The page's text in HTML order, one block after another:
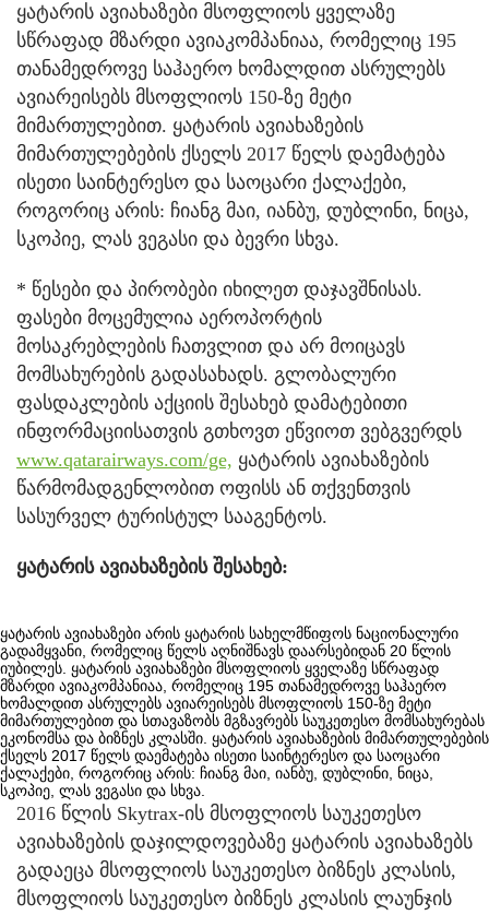
ყატარის ავიახაზები მსოფლიოს ყველაზე
სწრაფად მზარდი ავიაკომპანიაა, რომელიც 195
თანამედროვე საჰაერო ხომალდით ასრულებს
ავიარეისებს მსოფლიოს 150-ზე მეტი
მიმართულებით. ყატარის ავიახაზების
მიმართულებების ქსელს 2017 წელს დაემატება
ისეთი საინტერესო და საოცარი ქალაქები,
როგორიც არის: ჩიანგ მაი, იანბუ, დუბლინი, ნიცა,
სკოპიე, ლას ვეგასი და ბევრი სხვა.
* წესები და პირობები იხილეთ დაჯავშნისას.
ფასები მოცემულია აეროპორტის
მოსაკრებლების ჩათვლით და არ მოიცავს
მომსახურების გადასახადს. გლობალური
ფასდაკლების აქციის შესახებ დამატებითი
ინფორმაციისათვის გთხოვთ ეწვიოთ ვებგვერდს
www.qatarairways.com/ge, ყატარის ავიახაზების
წარმომადგენლობით ოფისს ან თქვენთვის
სასურველ ტურისტულ სააგენტოს.
ყატარის ავიახაზების შესახებ:
ყატარის ავიახაზები არის ყატარის სახელმწიფოს ნაციონალური
გადამყვანი, რომელიც წელს აღნიშნავს დაარსებიდან 20 წლის
იუბილეს. ყატარის ავიახაზები მსოფლიოს ყველაზე სწრაფად
მზარდი ავიაკომპანიაა, რომელიც 195 თანამედროვე საჰაერო
ხომალდით ასრულებს ავიარეისებს მსოფლიოს 150-ზე მეტი
მიმართულებით და სთავაზობს მგზავრებს საუკეთესო მომსახურებას
ეკონომსა და ბიზნეს კლასში. ყატარის ავიახაზების მიმართულებების
ქსელს 2017 წელს დაემატება ისეთი საინტერესო და საოცარი
ქალაქები, როგორიც არის: ჩიანგ მაი, იანბუ, დუბლინი, ნიცა,
სკოპიე, ლას ვეგასი და სხვა.
2016 წლის Skytrax-ის მსოფლიოს საუკეთესო
ავიახაზების დაჯილდოვებაზე ყატარის ავიახაზებს
გადაეცა მსოფლიოს საუკეთესო ბიზნეს კლასის,
მსოფლიოს საუკეთესო ბიზნეს კლასის ლაუნჯის